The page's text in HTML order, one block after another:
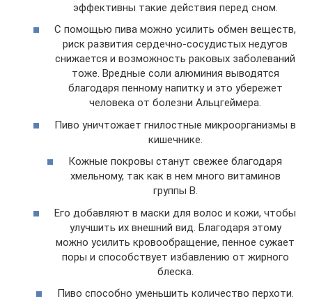
эффективны такие действия перед сном.
С помощью пива можно усилить обмен веществ,
риск развития сердечно-сосудистых недугов
снижается и возможность раковых заболеваний
тоже. Вредные соли алюминия выводятся
благодаря пенному напитку и это убережет
человека от болезни Альцгеймера.
Пиво уничтожает гнилостные микроорганизмы в
кишечнике.
Кожные покровы станут свежее благодаря
хмельному, так как в нем много витаминов
группы В.
Его добавляют в маски для волос и кожи, чтобы
улучшить их внешний вид. Благодаря этому
можно усилить кровообращение, пенное сужает
поры и способствует избавлению от жирного
блеска.
Пиво способно уменьшить количество перхоти.